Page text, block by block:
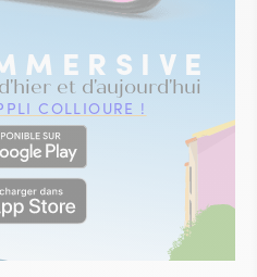
et d'aujourd'hui
COLLIOURE !